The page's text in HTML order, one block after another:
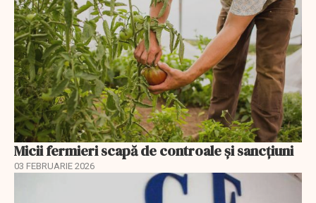
Micii fermieri scapă de controale și sancțiuni
03 FEBRUARIE 2026